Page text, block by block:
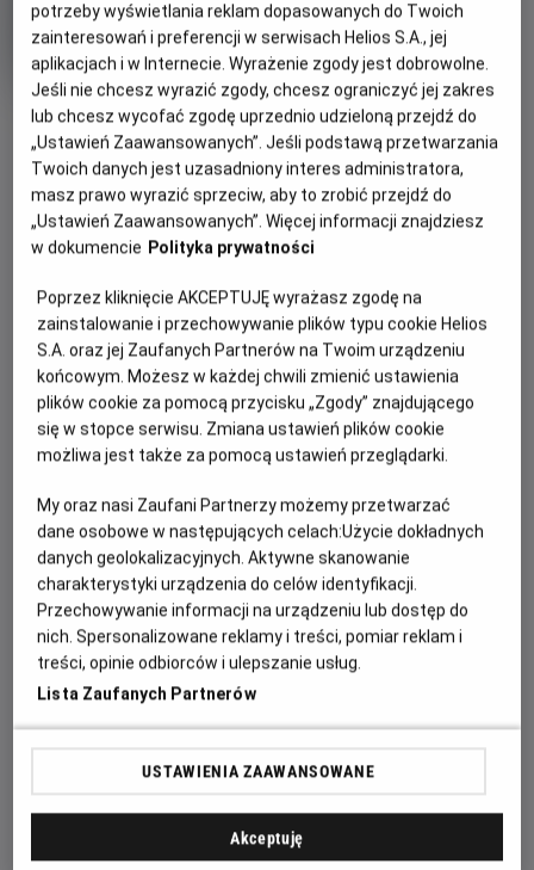
OBSERWUJ
tytuł
Animowany
Minimalny
wiek
Od 7 lat
Czas
trwania
88 min
Kraj
i
rok
produkcji
Francja (2025)
OCENA HELIOS
6.7
PREMIERA
15 maja 2026
Benjamin Mousquet Dave Collard
WIĘCEJ SZCZEGÓŁÓW
Gdy wyjątkowy pół kurczak, pół zając odkrywa, że nie jest
sam i ma siostrę, a cały gatunek kurozająców potrzebuje
ratunku, wyrusza w ryzykowną podróż do legendarnej
Świątyni Świstaka. Tylko ukryta tam moc może odmienić
ich los. Przed nim niebezpieczna droga, przeciwnicy gotowi
odwagi. Na szczęście nie jest sam: towarzyszą mu wierni
przyjaciele – nieco sarkastyczny żółw i przebojowa
skunksica. To pełna przygód i humoru opowieść o rodzinie,
przyjaźni i sile bycia sobą
potrzeby wyświetlania reklam dopasowanych do Twoich
zainteresowań i preferencji w serwisach Helios S.A., jej
aplikacjach i w Internecie. Wyrażenie zgody jest dobrowolne.
Jeśli nie chcesz wyrazić zgody, chcesz ograniczyć jej zakres
lub chcesz wycofać zgodę uprzednio udzieloną przejdź do
„Ustawień Zaawansowanych”. Jeśli podstawą przetwarzania
Twoich danych jest uzasadniony interes administratora,
masz prawo wyrazić sprzeciw, aby to zrobić przejdź do
„Ustawień Zaawansowanych”. Więcej informacji znajdziesz
w dokumencie Polityka prywatności
Poprzez kliknięcie AKCEPTUJĘ wyrażasz zgodę na
zainstalowanie i przechowywanie plików typu cookie Helios
S.A. oraz jej Zaufanych Partnerów na Twoim urządzeniu
końcowym. Możesz w każdej chwili zmienić ustawienia
plików cookie za pomocą przycisku „Zgody” znajdującego
się w stopce serwisu. Zmiana ustawień plików cookie
możliwa jest także za pomocą ustawień przeglądarki.
My oraz nasi Zaufani Partnerzy możemy przetwarzać
dane osobowe w następujących celach:Użycie dokładnych
danych geolokalizacyjnych. Aktywne skanowanie
charakterystyki urządzenia do celów identyfikacji.
Przechowywanie informacji na urządzeniu lub dostęp do
nich. Spersonalizowane reklamy i treści, pomiar reklam i
treści, opinie odbiorców i ulepszanie usług.
Lista Zaufanych Partnerów
USTAWIENIA ZAAWANSOWANE
Akceptuję